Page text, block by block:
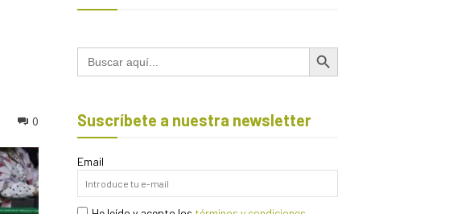
0
Buscar: Botón de búsqueda
Suscríbete a nuestra newsletter
Email